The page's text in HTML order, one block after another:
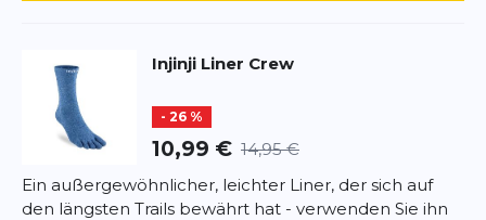
Rezension
Pflichtfelder
BEWERTUNG HINZUFÜGEN
Injinji Liner Crew
- 26 %
10,99 € 14,95 €
Ein außergewöhnlicher, leichter Liner, der sich auf
den längsten Trails bewährt hat - verwenden Sie ihn